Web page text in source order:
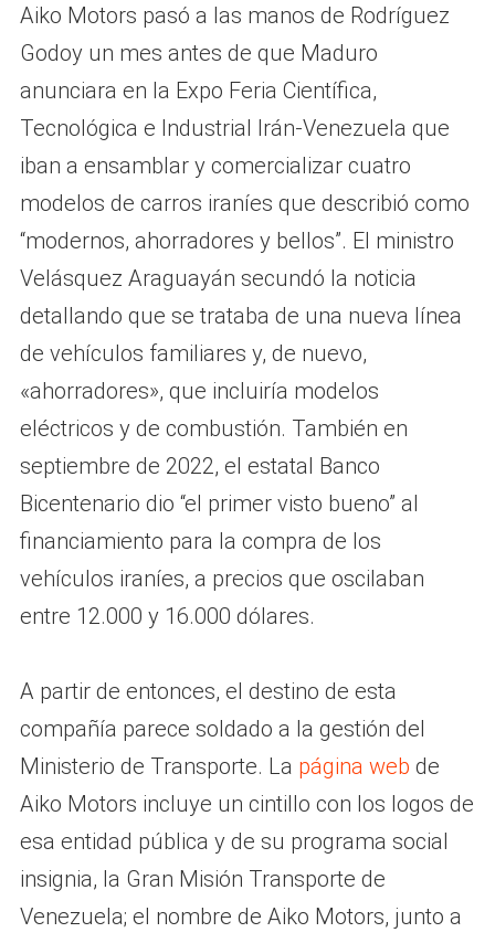
Aiko Motors pasó a las manos de Rodríguez
Godoy un mes antes de que Maduro
anunciara en la Expo Feria Científica,
Tecnológica e Industrial Irán-Venezuela que
iban a ensamblar y comercializar cuatro
modelos de carros iraníes que describió como
“modernos, ahorradores y bellos”. El ministro
Velásquez Araguayán secundó la noticia
detallando que se trataba de una nueva línea
de vehículos familiares y, de nuevo,
«ahorradores», que incluiría modelos
eléctricos y de combustión. También en
septiembre de 2022, el estatal Banco
Bicentenario dio “el primer visto bueno” al
financiamiento para la compra de los
vehículos iraníes, a precios que oscilaban
entre 12.000 y 16.000 dólares.
A partir de entonces, el destino de esta
compañía parece soldado a la gestión del
Ministerio de Transporte. La página web de
Aiko Motors incluye un cintillo con los logos de
esa entidad pública y de su programa social
insignia, la Gran Misión Transporte de
Venezuela; el nombre de Aiko Motors, junto a